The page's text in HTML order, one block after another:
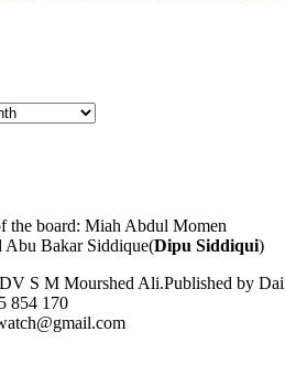
the board: Miah Abdul Momen
Abu Bakar Siddique(Dipu Siddiqui)
S M Mourshed Ali.Published by
854 170